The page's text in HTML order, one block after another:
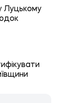
Луцькому